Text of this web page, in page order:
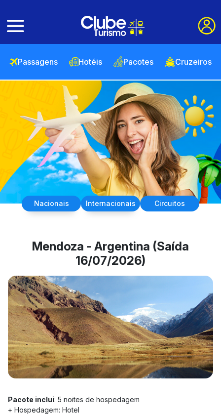
Passagens Hotéis Pacotes Cruzeiros
Nacionais Internacionais Circuitos
Mendoza - Argentina (Saída
16/07/2026)
Pacote inclui: 5 noites de hospedagem
+ Hospedagem: Hotel